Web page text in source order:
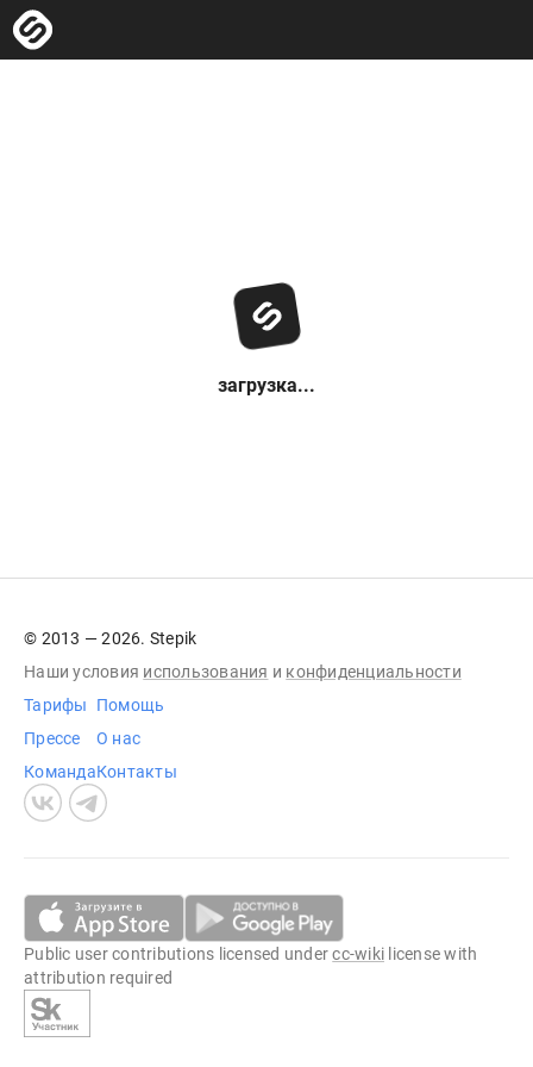
загрузка...
© 2013 — 2026. Stepik
Наши условия использования и конфиденциальности
Тарифы
Прессе
Команда
Помощь
О нас
Контакты
Public user contributions licensed undercc-wiki license with
attribution required